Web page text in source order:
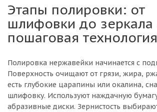
Этапы полировки: от
шлифовки до
пошаговая технология
Полировка нержавейки начинается с
Поверхность очищают от грязи, жира,
есть глубокие царапины или окалина,
шлифовку. Используют наждачную
абразивные диски. Зернистость